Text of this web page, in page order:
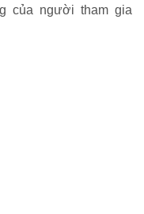
của người tham gia